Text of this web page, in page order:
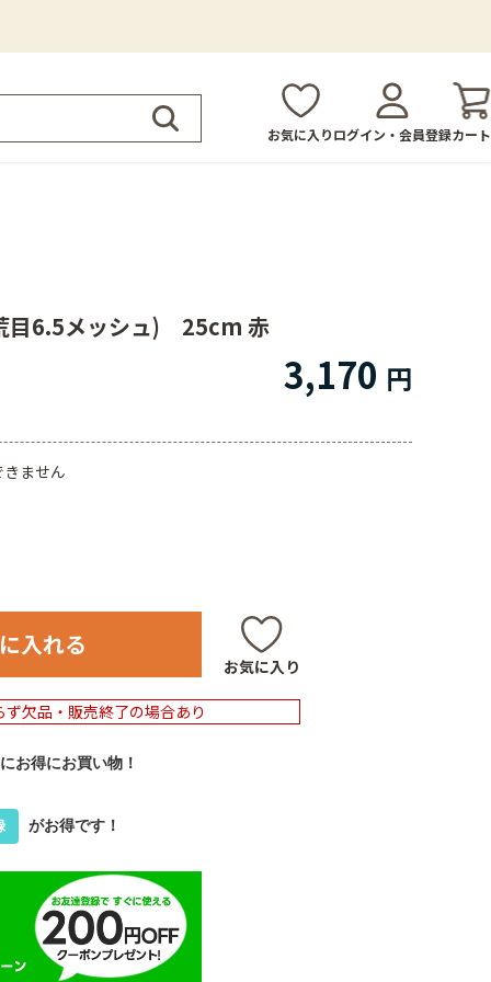
お気に入りログイン・会員登録カート
目6.5メッシュ) 25cm 赤
3,170
ません
入れる
お気に入り
欠品・販売終了の場合あり
お得にお買い物！
がお得です！